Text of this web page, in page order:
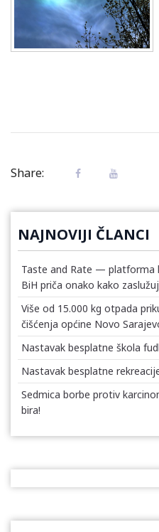
Share:
NAJNOVIJI ČLANCI
Taste and Rate — platforma
BiH priča onako kako
Više od 15.000 kg otpada
čišćenja općine Novo
Nastavak besplatne škola
Nastavak besplatne
Sedmica borbe protiv
bira!